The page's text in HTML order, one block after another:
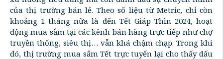
của thị trường bán lẻ. Theo số liệu từ Metric, chỉ còn
khoảng 1 tháng nữa là đến Tết Giáp Thìn 2024, hoạt
động mua sắm tại các kênh bán hàng trực tiếp như chợ
truyền thống, siêu thị… vẫn khá chậm chạp. Trong khi
đó, thị trường mua sắm Tết trực tuyến lại cho thấy dấu